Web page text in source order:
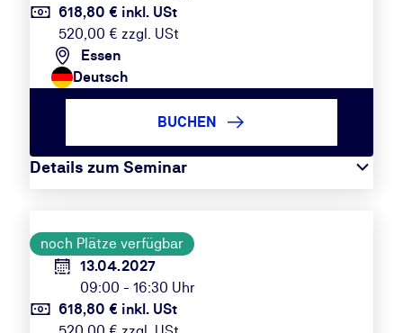
618,80 € inkl. USt
520,00 € zzgl. USt
Essen
Deutsch
Details zum Seminar
BUCHEN
noch Plätze verfügbar
13.04.2027
09:00 - 16:30 Uhr
618,80 € inkl. USt